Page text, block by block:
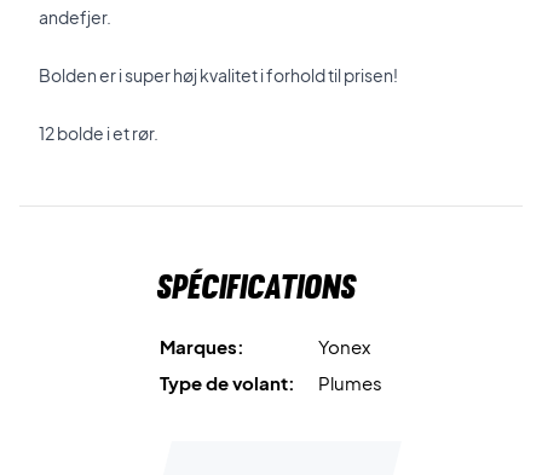
andefjer.
Bolden er i super høj kvalitet i forhold til prisen!
12 bolde i et rør.
Spécifications
Marques:
Yonex
Type de volant:
Plumes